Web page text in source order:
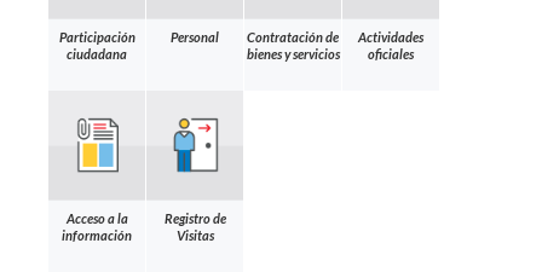
Participación
ciudadana
Personal
Contratación de
bienes y servicios
Actividades
oficiales
Acceso a la
información
Registro de
Visitas